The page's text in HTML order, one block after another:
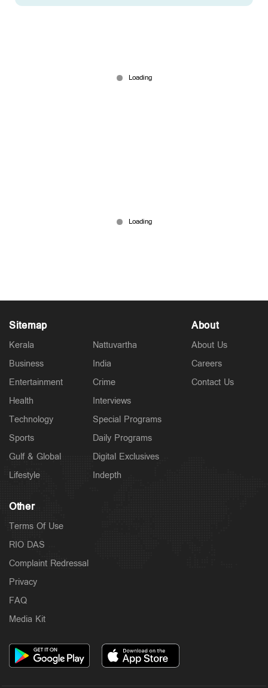
‘ഉള്ളകാശുമായി ചെല്ലാന്‍ സാറു പറഞ്ഞു’; 6000
എണ്ണിക്കൊടുത്തു; കൊച്ചിയിൽ സെയിൽസ്
Sitemap
Kerala
Business
Entertainment
Health
Technology
Sports
Gulf & Global
Lifestyle
Nattuvartha
India
Crime
Interviews
Special Programs
Daily Programs
Digital Exclusives
Indepth
About
About Us
Careers
Contact Us
Other
Terms Of Use
RIO DAS
Complaint Redressal
Privacy
FAQ
Media Kit